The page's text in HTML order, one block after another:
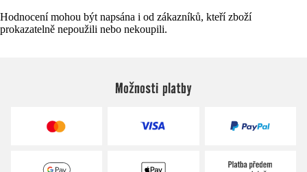
Hodnocení mohou být napsána i od zákazníků, kteří zboží
prokazatelně nepoužili nebo nekoupili.
Možnosti platby